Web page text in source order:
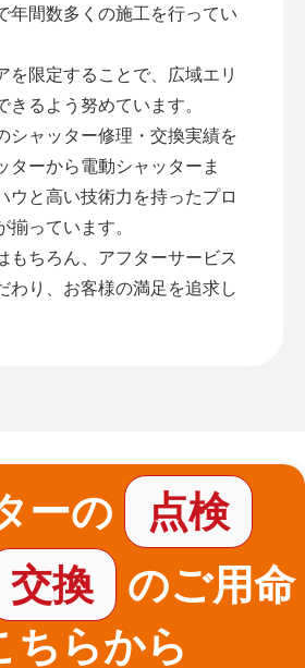
年間数多くの施工を行ってい
を限定することで、広域エリ
きるよう努めています。
シャッター修理・交換実績を
ターから電動シャッターま
ウと高い技術力を持ったプロ
っています。
もちろん、アフターサービス
わり、お客様の満足を追求し
ーの
点検
交換
のご用命
ちらから